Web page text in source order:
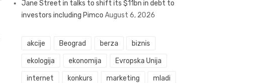
Jane Street in talks to shift its $11bn in debt to
investors including Pimco August 6, 2026
akcije Beograd berza biznis
ekologija ekonomija Evropska Unija
internet konkurs marketing mladi